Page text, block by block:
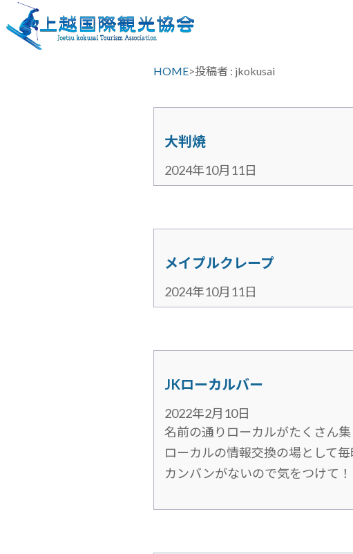
HOME>投稿者 : jkokusai
大判焼
2024年10月11日
メイプルクレープ
2024年10月11日
JKローカルバー
2022年2月10日
名前の通りローカルがたくさん集
ローカルの情報交換の場として
カンバンがないので気をつけて！